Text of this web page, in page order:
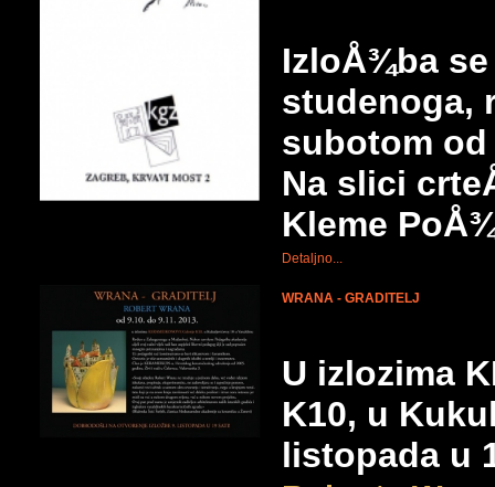
IzloÅ¾ba
studenoga,
subotom
Na slici
Kleme
Detaljno...
WRANA - GRADITELJ
U izlozima
K10, u
listopada u